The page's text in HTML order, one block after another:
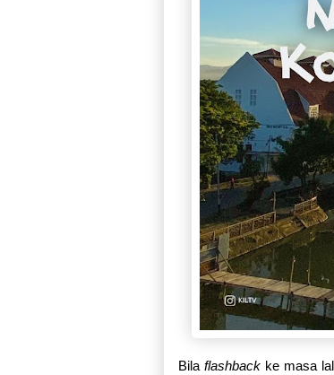
Bilaflashback ke masa